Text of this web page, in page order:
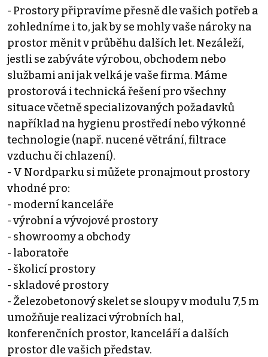
- Prostory připravíme přesně dle vašich potřeb a
zohledníme i to, jak by se mohly vaše nároky na
prostor měnit v průběhu dalších let. Nezáleží,
jestli se zabýváte výrobou, obchodem nebo
službami ani jak velká je vaše firma. Máme
prostorová i technická řešení pro všechny
situace včetně specializovaných požadavků
například na hygienu prostředí nebo výkonné
technologie (např. nucené větrání, filtrace
vzduchu či chlazení).
- V Nordparku si můžete pronajmout prostory
vhodné pro:
- moderní kanceláře
- výrobní a vývojové prostory
- showroomy a obchody
- laboratoře
- školicí prostory
- skladové prostory
- Železobetonový skelet se sloupy v modulu 7,5 m
umožňuje realizaci výrobních hal,
konferenčních prostor, kanceláří a dalších
prostor dle vašich představ.